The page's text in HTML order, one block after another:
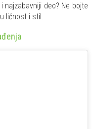
deo? Ne bojte
ličnost i stil.